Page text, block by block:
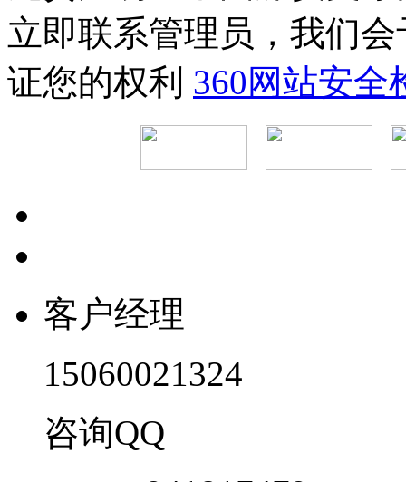
立即联系管理员，我们
证您的权利 360网站安全
客户经理
15060021324
咨询QQ